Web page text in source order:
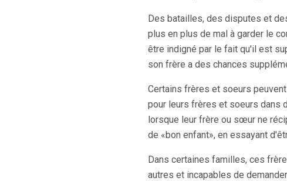
Des batailles, des disputes et
plus en plus de mal à garder le
être indigné par le fait qu'il est
son frère a des chances
Certains frères et soeurs
pour leurs frères et soeurs dans
lorsque leur frère ou sœur ne
de «bon enfant», en essayant
Dans certaines familles, ces
autres et incapables de